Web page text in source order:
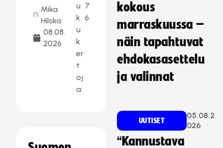
Mika
Hilska
08.08.
2026
u
k
u
k
er
t
oj
a:
7
6
kokous
marraskuussa –
näin tapahtuvat
ehdokasasettelu
ja valinnat
UUTISET
05.08.2
026
“Kannustava